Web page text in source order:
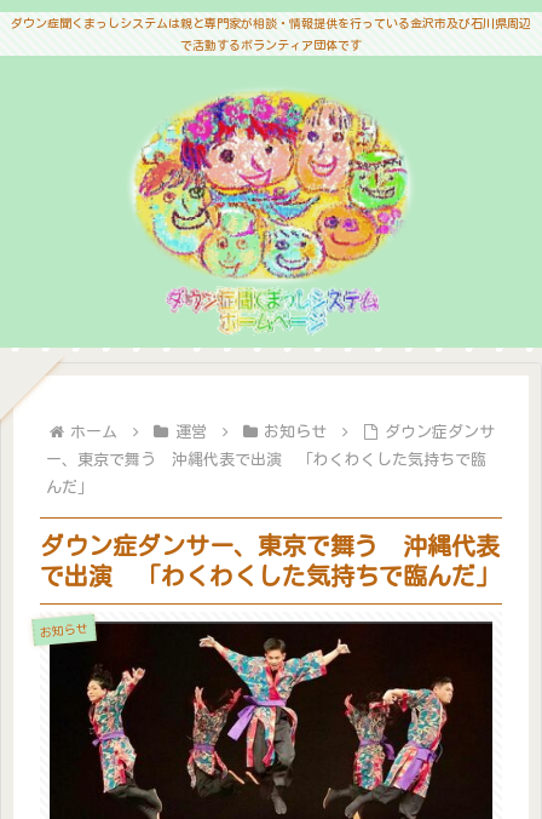
ダウン症聞くまっしシステムは親と専門家が相談・情報提供を行っている金沢市及び石川県周辺
で活動するボランティア団体です
ホーム 運営 お知らせ
ダウン症ダンサ
ー、東京で舞う 沖縄代表で出演 「わくわくした気持ちで臨
んだ」
ダウン症ダンサー、東京で舞う 沖縄代表
で出演 「わくわくした気持ちで臨んだ」
お知らせ